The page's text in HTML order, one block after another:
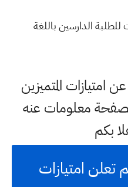
الدارسين باللغة
امتيازات المتميزين
معلومات عنه
بكم
امتيازات